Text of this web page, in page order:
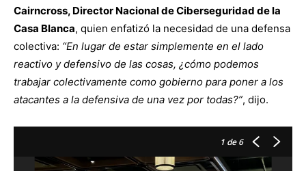
Cairncross, Director Nacional de Ciberseguridad de la
Casa Blanca, quien enfatizó la necesidad de una defensa
colectiva: “En lugar de estar simplemente en el lado
reactivo y defensivo de las cosas, ¿cómo podemos
trabajar colectivamente como gobierno para poner a los
atacantes a la defensiva de una vez por todas?”, dijo.
1 de 6